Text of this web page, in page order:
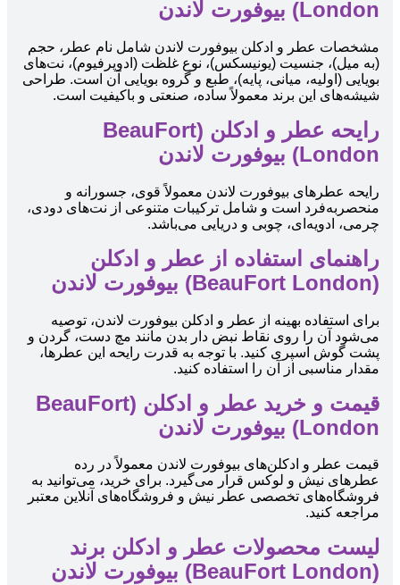
London) بیوفورت لاندن
مشخصات عطر و ادکلن بیوفورت لاندن شامل نام عطر، حجم
(به میل)، جنسیت (یونیسکس)، نوع غلظت (ادوپرفیوم)، نت‌های
بویایی (اولیه، میانی، پایه)، طبع و گروه بویایی آن است. طراحی
شیشه‌های این برند معمولاً ساده، صنعتی و باکیفیت است.
رایحه عطر و ادکلن (BeauFort
London) بیوفورت لاندن
رایحه عطرهای بیوفورت لاندن معمولاً قوی، جسورانه و
منحصربه‌فرد است و شامل ترکیبات متنوعی از نت‌های دودی،
چرمی، ادویه‌ای، چوبی و دریایی می‌باشد.
راهنمای استفاده از عطر و ادکلن
(BeauFort London) بیوفورت لاندن
برای استفاده بهینه از عطر و ادکلن بیوفورت لاندن، توصیه
می‌شود آن را روی نقاط نبض دار بدن مانند مچ دست، گردن و
پشت گوش اسپری کنید. با توجه به قدرت رایحه این عطرها،
مقدار مناسبی از آن را استفاده کنید.
قیمت و خرید عطر و ادکلن (BeauFort
London) بیوفورت لاندن
قیمت عطر و ادکلن‌های بیوفورت لاندن معمولاً در رده
عطرهای نیش و لوکس قرار می‌گیرد. برای خرید، می‌توانید به
فروشگاه‌های تخصصی عطر نیش و فروشگاه‌های آنلاین معتبر
مراجعه کنید.
لیست محصولات عطر و ادکلن برند
(BeauFort London) بیوفورت لاندن